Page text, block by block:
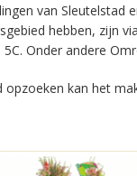
van Sleutelstad
hebben, zijn
5C. Onder andere
opzoeken kan het